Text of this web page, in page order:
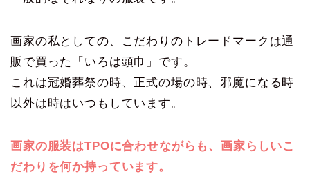
画家の私としての、こだわりのトレードマークは通
販で買った「いろは頭巾」です。
これは冠婚葬祭の時、正式の場の時、邪魔になる時
以外は時はいつもしています。
画家の服装はTPOに合わせながらも、画家らしいこ
だわりを何か持っています。